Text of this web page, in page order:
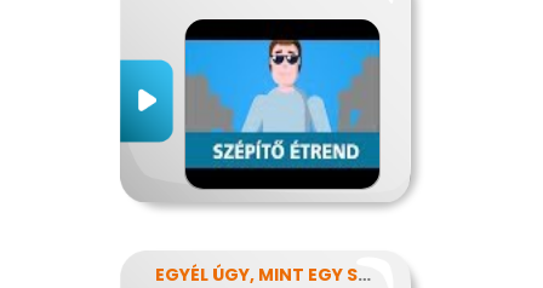
EGYÉL ÚGY, MINT EGY SZUPERHŐS!